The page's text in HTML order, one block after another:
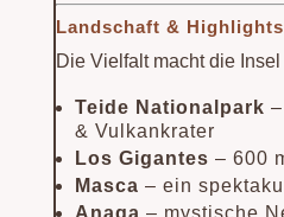
Landschaft & Highlights
Die Vielfalt macht die
Teide Nationalpark
& Vulkankrater
Los Gigantes – 600
Masca – ein
Anaga – mystische